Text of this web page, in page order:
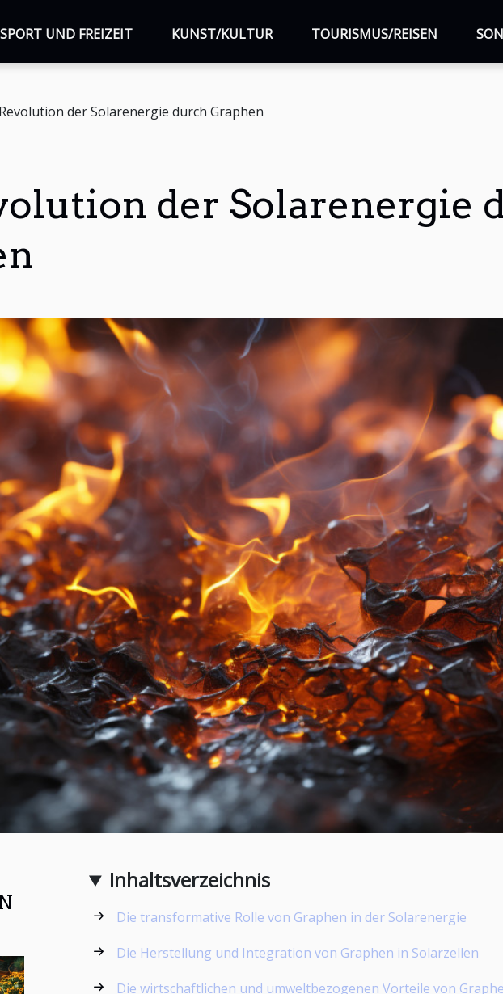
SPORT UND FREIZEIT KUNST/KULTUR TOURISMUS/REISEN
der Solarenergie durch Graphen
der Solarenergie
Inhaltsverzeichnis
Die transformative Rolle von Graphen in der Solarenergie
Die Herstellung und Integration von Graphen in Solarzellen
Die wirtschaftlichen und umweltbezogenen Vorteile von